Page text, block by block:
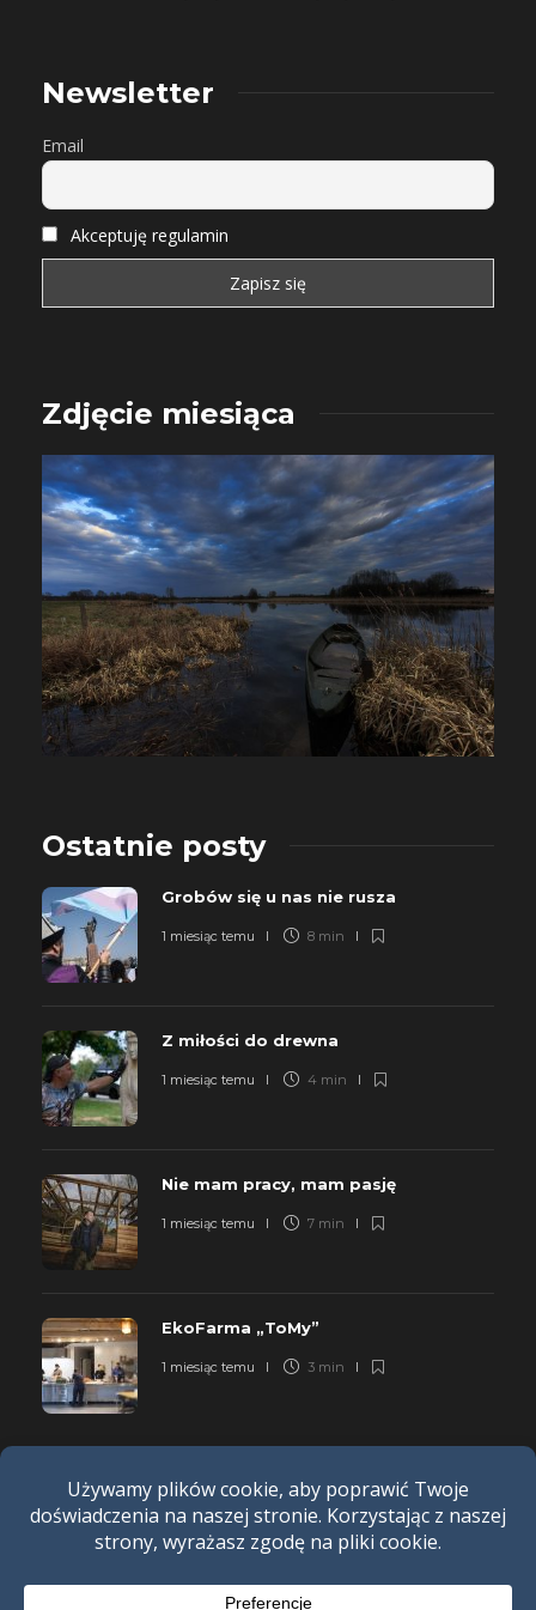
Newsletter
Email
Akceptuję regulamin
Zdjęcie miesiąca
Ostatnie posty
Grobów się u nas nie rusza
1 miesiąc temu 8 min
Z miłości do drewna
1 miesiąc temu 4 min
Nie mam pracy, mam pasję
1 miesiąc temu 7 min
EkoFarma „ToMy”
1 miesiąc temu 3 min